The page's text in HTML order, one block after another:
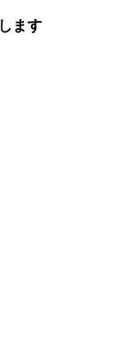
ます